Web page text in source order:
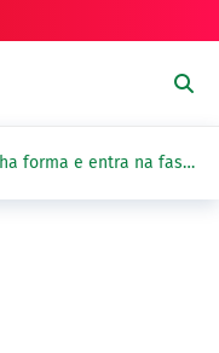
forma e entra na fase